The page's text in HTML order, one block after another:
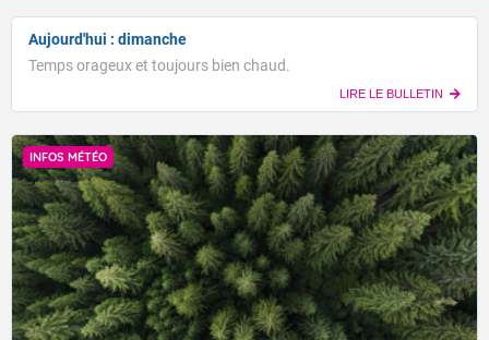
Aujourd'hui : dimanche
Temps orageux et toujours bien chaud.
LIRE LE BULLETIN
INFOS MÉTÉO